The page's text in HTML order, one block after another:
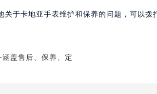
关于卡地亚手表维护和保养的问题，可以拨